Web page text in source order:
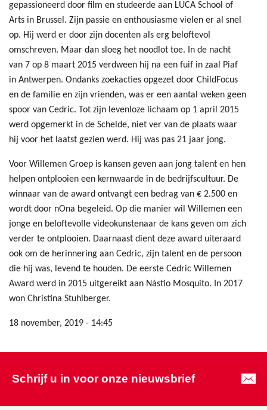
gepassioneerd door film en studeerde aan LUCA School of
Arts in Brussel. Zijn passie en enthousiasme vielen er al snel
op. Hij werd er door zijn docenten als erg beloftevol
omschreven. Maar dan sloeg het noodlot toe. In de nacht
van 7 op 8 maart 2015 verdween hij na een fuif in zaal Piaf
in Antwerpen. Ondanks zoekacties opgezet door ChildFocus
en de familie en zijn vrienden, was er een aantal weken geen
spoor van Cedric. Tot zijn levenloze lichaam op 1 april 2015
werd opgemerkt in de Schelde, niet ver van de plaats waar
hij voor het laatst gezien werd. Hij was pas 21 jaar jong.
Voor Willemen Groep is kansen geven aan jong talent en hen
helpen ontplooien een kernwaarde in de bedrijfscultuur. De
winnaar van de award ontvangt een bedrag van € 2.500 en
wordt door nOna begeleid. Op die manier wil Willemen een
jonge en beloftevolle videokunstenaar de kans geven om zich
verder te ontplooien. Daarnaast dient deze award uiteraard
ook om de herinnering aan Cedric, zijn talent en de persoon
die hij was, levend te houden. De eerste Cedric Willemen
Award werd in 2015 uitgereikt aan Nástio Mosquito. In 2017
won Christina Stuhlberger.
18 november, 2019 - 14:45
Schrijf u in voor onze nieuwsbrief